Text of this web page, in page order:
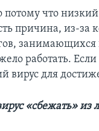
что
причина, из-за
работать.
вирус для
«сбежать» из